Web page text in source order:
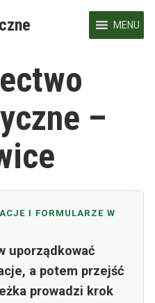
MENU
–
I FORMULARZE W
uporządkować
a potem przejść
prowadzi krok